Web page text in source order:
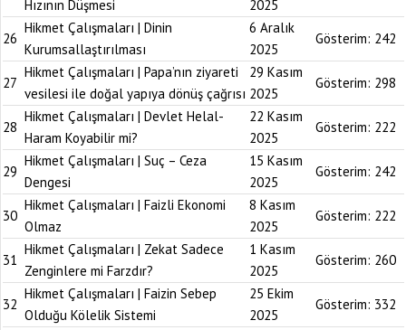
Hızının Düşmesi
2025
26
Hikmet Çalışmaları | Dinin
Kurumsallaştırılması
6 Aralık
2025
Gösterim: 242
27
Hikmet Çalışmaları | Papa’nın ziyareti
vesilesi ile doğal yapıya dönüş çağrısı
29 Kasım
2025
Gösterim: 298
28
Hikmet Çalışmaları | Devlet Helal-
Haram Koyabilir mi?
22 Kasım
2025
Gösterim: 222
29
Hikmet Çalışmaları | Suç – Ceza
Dengesi
15 Kasım
2025
Gösterim: 242
30
Hikmet Çalışmaları | Faizli Ekonomi
Olmaz
8 Kasım
2025
Gösterim: 222
31
Hikmet Çalışmaları | Zekat Sadece
Zenginlere mi Farzdır?
1 Kasım
2025
Gösterim: 260
32
Hikmet Çalışmaları | Faizin Sebep
Olduğu Kölelik Sistemi
25 Ekim
2025
Gösterim: 332